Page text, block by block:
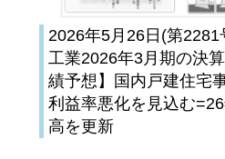
2026年5月26日(第2281
工業2026年3月期の決
績予想】国内戸建住宅
利益率悪化を見込む
高を更新